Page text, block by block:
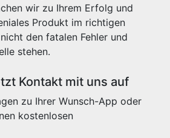
wir zu Ihrem Erfolg und
Produkt im richtigen
den fatalen Fehler und
stehen.
Kontakt mit uns auf
zu Ihrer Wunsch-App oder
kostenlosen